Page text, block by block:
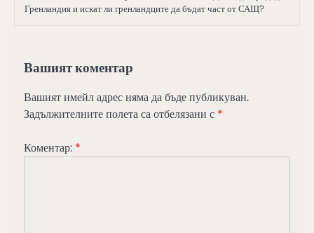
Гренландия и искат ли гренландците да бъдат част от САЩ?
Вашият коментар
Вашият имейл адрес няма да бъде публикуван.
Задължителните полета са отбелязани с *
Коментар: *